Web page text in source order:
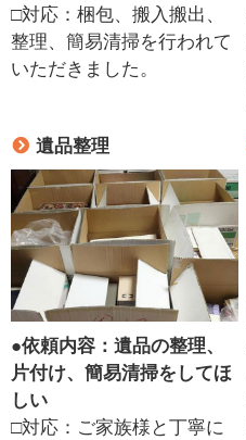
□対応：梱包、搬入搬出、
整理、簡易清掃を行われて
いただきました。
遺品整理
●依頼内容：遺品の整理、
片付け、簡易清掃をしてほ
しい
□対応：ご家族様と丁寧に